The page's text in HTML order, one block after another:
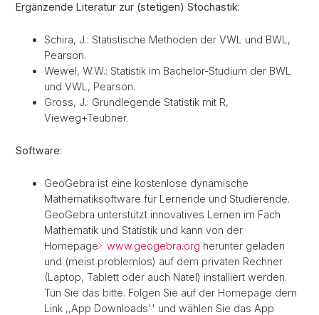
Ergänzende Literatur zur (stetigen) Stochastik:
Schira, J.: Statistische Methoden der VWL und BWL,
Pearson.
Wewel, W.W.: Statistik im Bachelor-Studium der BWL
und VWL, Pearson.
Gross, J.: Grundlegende Statistik mit R,
Vieweg+Teubner.
Software:
GeoGebra ist eine kostenlose dynamische
Mathematiksoftware für Lernende und Studierende.
GeoGebra unterstützt innovatives Lernen im Fach
Mathematik und Statistik und kann von der
Homepage
www.geogebra.org herunter geladen
und (meist problemlos) auf dem privaten Rechner
(Laptop, Tablett oder auch Natel) installiert werden.
Tun Sie das bitte. Folgen Sie auf der Homepage dem
Link ,,App Downloads'' und wählen Sie das App